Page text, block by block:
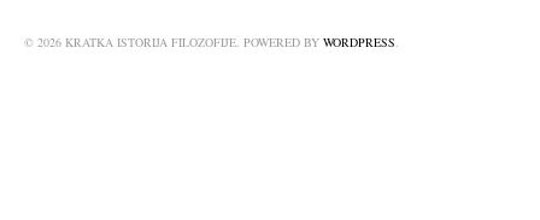
© 2026 KRATKA ISTORIJA FILOZOFIJE. POWERED BY WORDPRESS.